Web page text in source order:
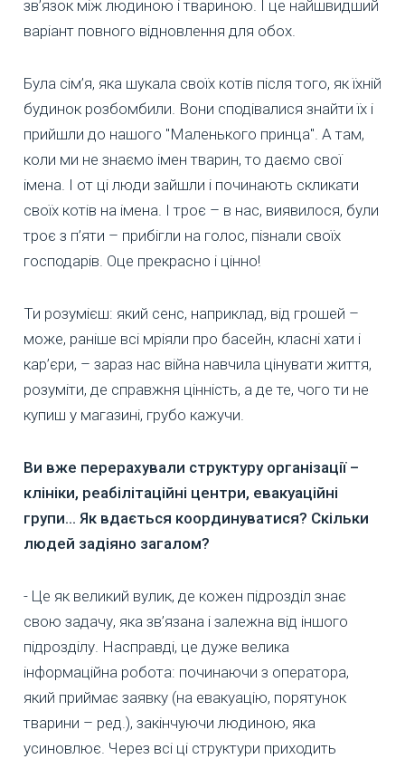
зв’язок між людиною і твариною. І це найшвидший
варіант повного відновлення для обох.
Була сім’я, яка шукала своїх котів після того, як їхній
будинок розбомбили. Вони сподівалися знайти їх і
прийшли до нашого "Маленького принца". А там,
коли ми не знаємо імен тварин, то даємо свої
імена. І от ці люди зайшли і починають скликати
своїх котів на імена. І троє – в нас, виявилося, були
троє з п’яти – прибігли на голос, пізнали своїх
господарів. Оце прекрасно і цінно!
Ти розумієш: який сенс, наприклад, від грошей –
може, раніше всі мріяли про басейн, класні хати і
кар’єри, – зараз нас війна навчила цінувати життя,
розуміти, де справжня цінність, а де те, чого ти не
купиш у магазині, грубо кажучи.
Ви вже перерахували структуру організації –
клініки, реабілітаційні центри, евакуаційні
групи... Як вдається координуватися? Скільки
людей задіяно загалом?
- Це як великий вулик, де кожен підрозділ знає
свою задачу, яка зв’язана і залежна від іншого
підрозділу. Насправді, це дуже велика
інформаційна робота: починаючи з оператора,
який приймає заявку (на евакуацію, порятунок
тварини – ред.), закінчуючи людиною, яка
усиновлює. Через всі ці структури приходить